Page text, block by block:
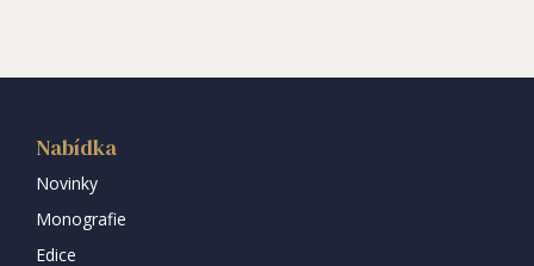
Nabídka
Novinky
Monografie
Edice